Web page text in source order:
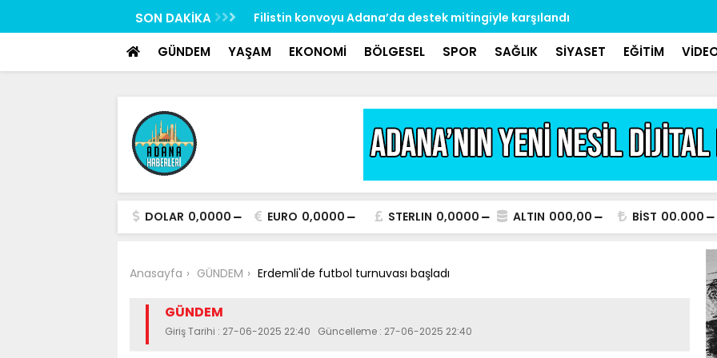
google-site-verification: google517657b2f8970707.html
SON DAKİKA
motosiklet kazasında hayatını Filistin konvoyu Adana’da destek mitingiyle karşılandı Pikap ile
GÜNDEM YAŞAM EKONOMİ BÖLGESEL SPOR SAĞLIK SİYASET EĞİTİM
DOLAR 0,0000 EURO 0,0000 STERLIN 0,0000 ALTIN 000,00 BİST 00.000
Anasayfa GÜNDEM Erdemli'de futbol turnuvası başladı
GÜNDEM
Giriş Tarihi : 27-06-2025 22:40 Güncelleme : 27-06-2025 22:40